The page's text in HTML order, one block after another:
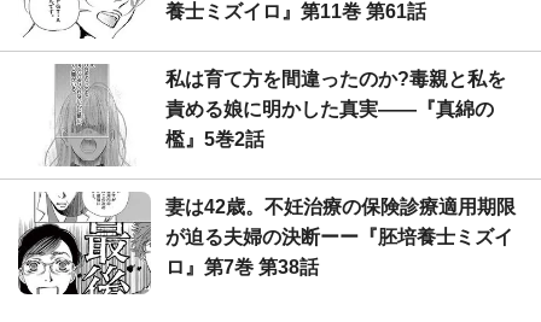
養士ミズイロ』第11巻 第61話
私は育て方を間違ったのか?毒親と私を
責める娘に明かした真実――『真綿の
檻』5巻2話
妻は42歳。不妊治療の保険診療適用期限
が迫る夫婦の決断ーー『胚培養士ミズイ
ロ』第7巻 第38話